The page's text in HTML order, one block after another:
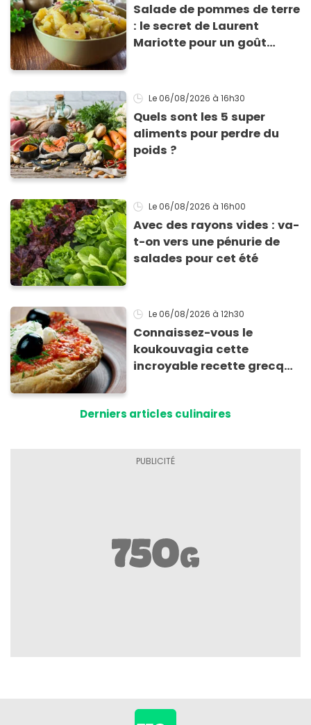
Salade de pommes de terre
: le secret de Laurent
Mariotte pour un goût
Le 06/08/2026 à 16h30
Quels sont les 5 super
aliments pour perdre du
poids ?
Le 06/08/2026 à 16h00
Avec des rayons vides : va-
t-on vers une pénurie de
salades pour cet été
Le 06/08/2026 à 12h30
Connaissez-vous le
koukouvagia cette
incroyable recette grecque
Derniers articles culinaires